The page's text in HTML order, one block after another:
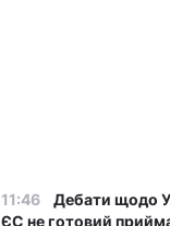
11:46
Дебати щодо
ЄС не готовий